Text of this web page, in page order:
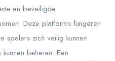
en beveiligde
Deze platforms fungeren
spelers zich veilig kunnen
beheren. Een